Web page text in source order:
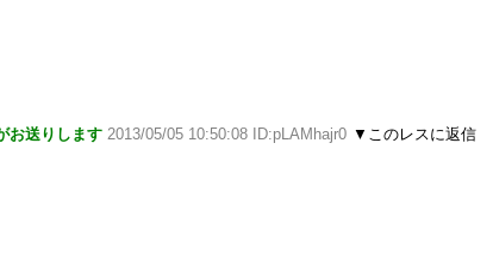
お送りします 2013/05/05 10:50:08 ID:pLAMhajr0 ▼このレスに返信